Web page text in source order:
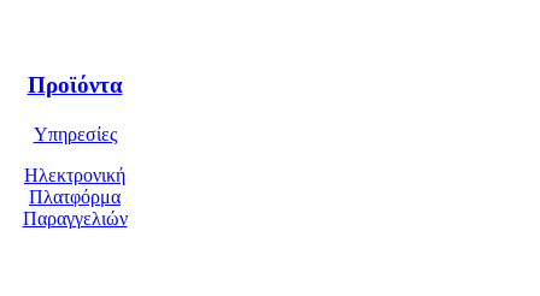
Προϊόντα
Υπηρεσίες
Ηλεκτρονική
Πλατφόρμα
Παραγγελιών